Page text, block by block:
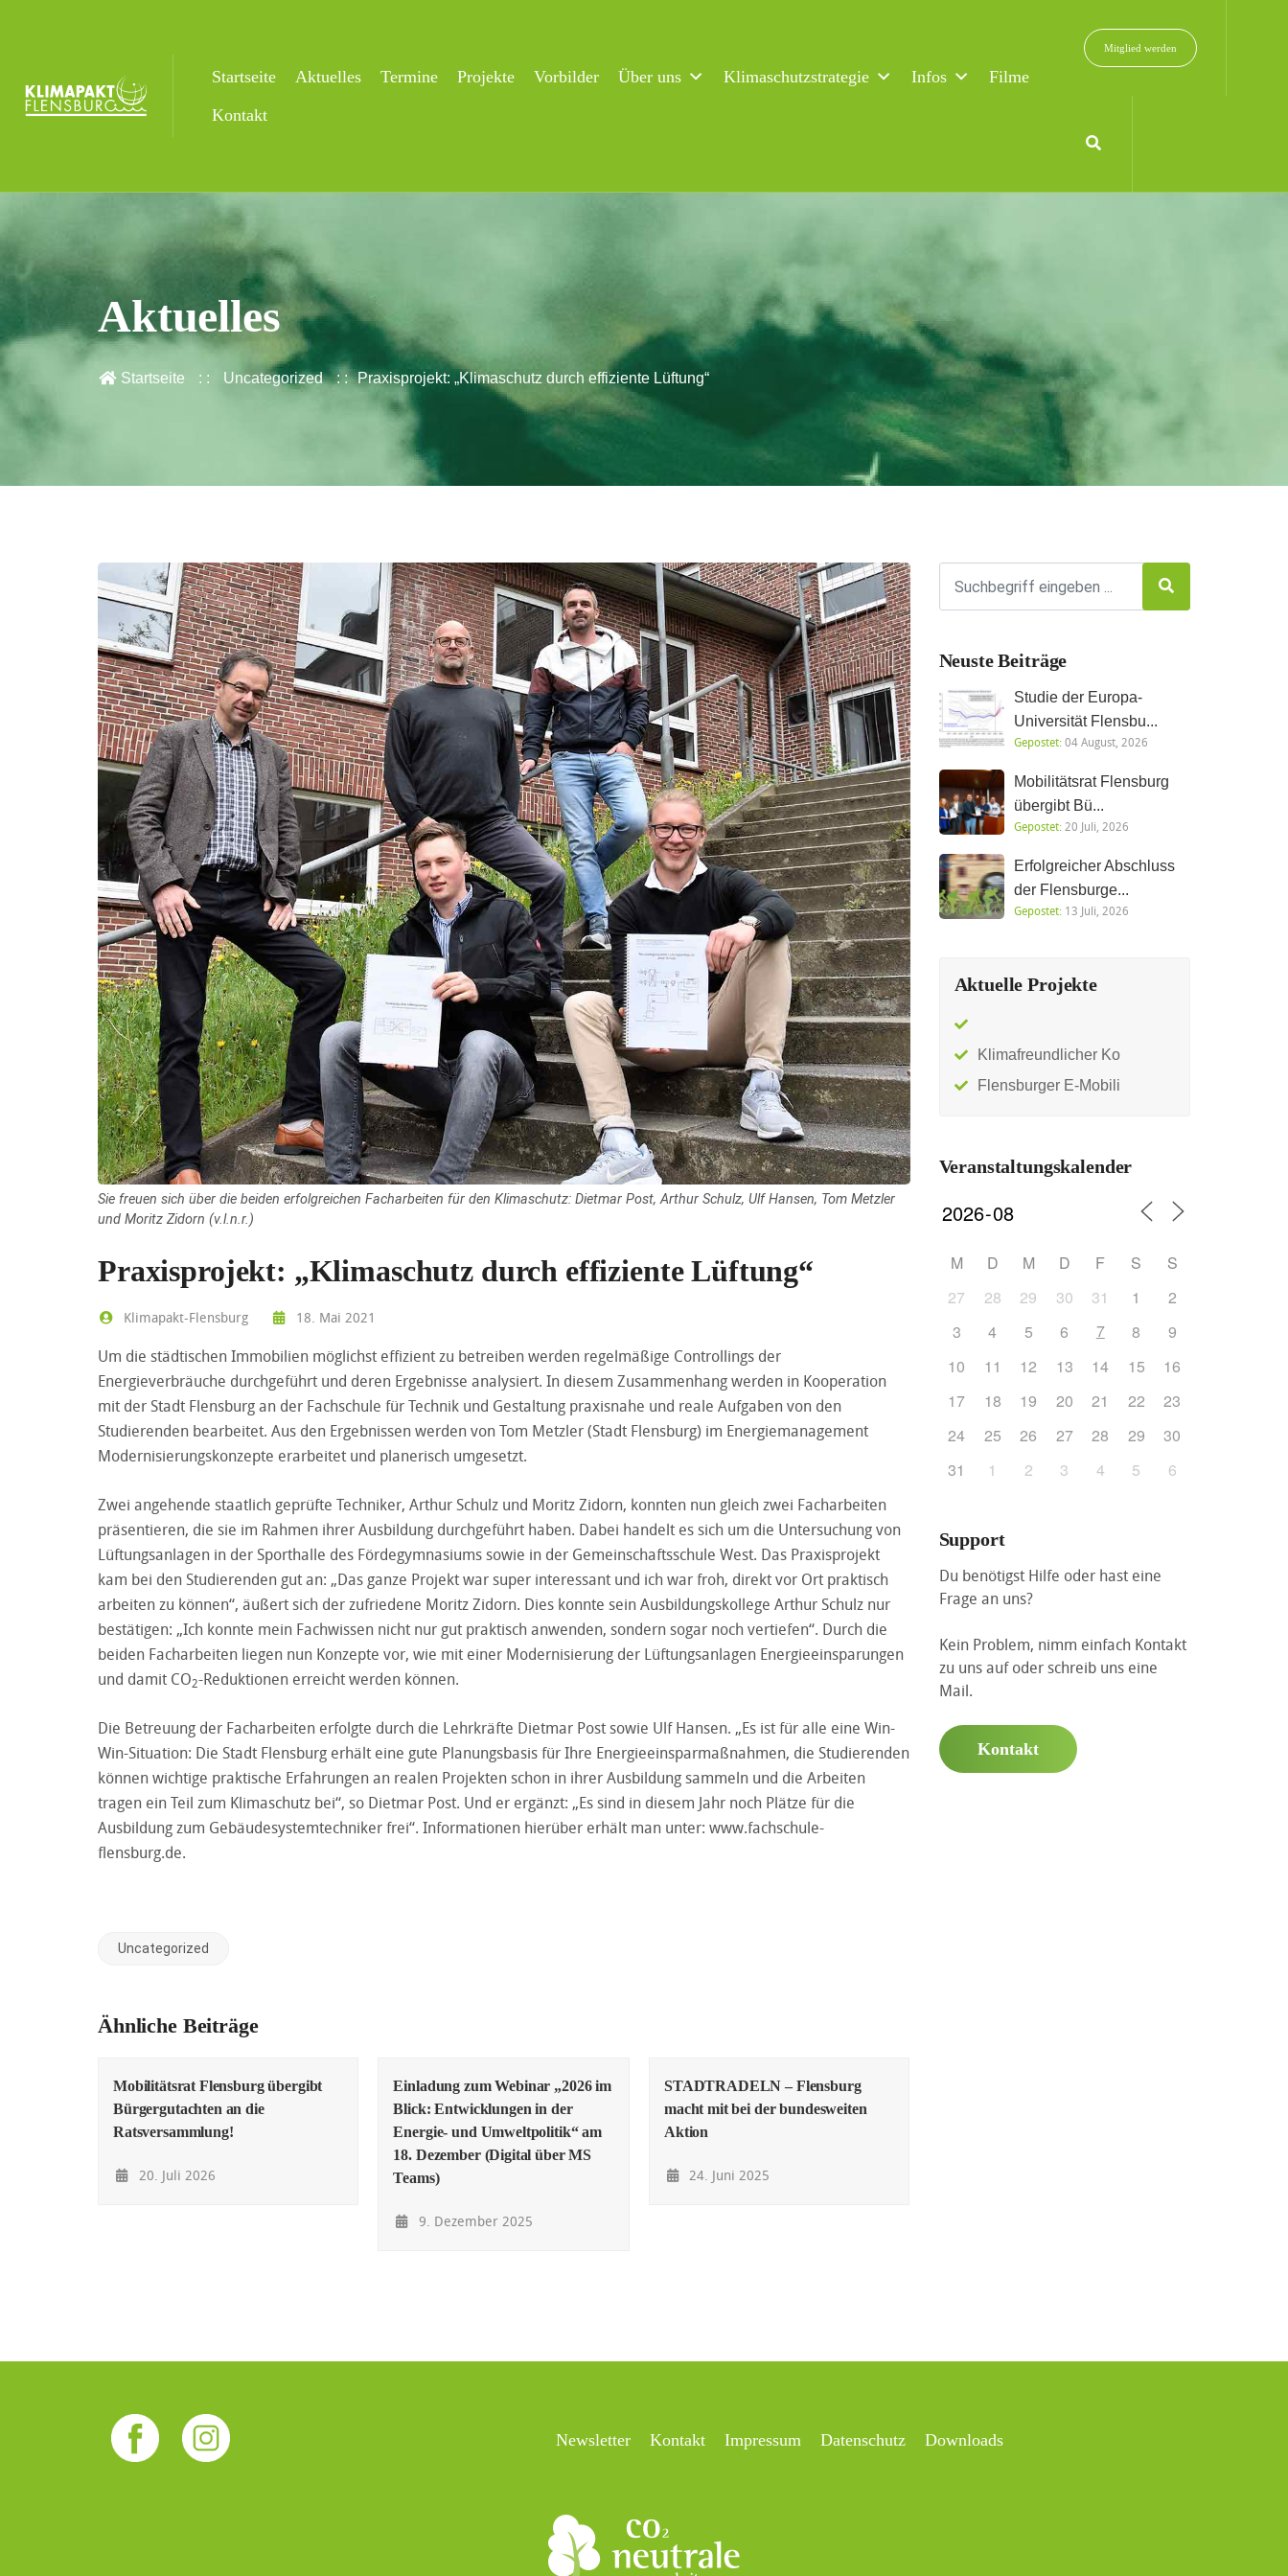
Startseite Aktuelles Termine Projekte Vorbilder Über uns Klimaschutzstrategie Infos
Filme
Kontakt
Mitglied werden
Aktuelles
Startseite Uncategorized Praxisprojekt: „Klimaschutz durch effiziente Lüftung“
Sie freuen sich über die beiden erfolgreichen Facharbeiten für den Klimaschutz: Dietmar Post, Arthur Schulz, Ulf Hansen, Tom Metzler
und Moritz Zidorn (v.l.n.r.)
Praxisprojekt: „Klimaschutz durch effiziente Lüftung“
Klimapakt-Flensburg 18. Mai 2021
Um die städtischen Immobilien möglichst effizient zu betreiben werden regelmäßige Controllings der
Energieverbräuche durchgeführt und deren Ergebnisse analysiert. In diesem Zusammenhang werden in Kooperation
mit der Stadt Flensburg an der Fachschule für Technik und Gestaltung praxisnahe und reale Aufgaben von den
Studierenden bearbeitet. Aus den Ergebnissen werden von Tom Metzler (Stadt Flensburg) im Energiemanagement
Modernisierungskonzepte erarbeitet und planerisch umgesetzt.
Zwei angehende staatlich geprüfte Techniker, Arthur Schulz und Moritz Zidorn, konnten nun gleich zwei Facharbeiten
präsentieren, die sie im Rahmen ihrer Ausbildung durchgeführt haben. Dabei handelt es sich um die Untersuchung von
Lüftungsanlagen in der Sporthalle des Fördegymnasiums sowie in der Gemeinschaftsschule West. Das Praxisprojekt
kam bei den Studierenden gut an: „Das ganze Projekt war super interessant und ich war froh, direkt vor Ort praktisch
arbeiten zu können“, äußert sich der zufriedene Moritz Zidorn. Dies konnte sein Ausbildungskollege Arthur Schulz nur
bestätigen: „Ich konnte mein Fachwissen nicht nur gut praktisch anwenden, sondern sogar noch vertiefen“. Durch die
beiden Facharbeiten liegen nun Konzepte vor, wie mit einer Modernisierung der Lüftungsanlagen Energieeinsparungen
und damit CO2-Reduktionen erreicht werden können.
Die Betreuung der Facharbeiten erfolgte durch die Lehrkräfte Dietmar Post sowie Ulf Hansen. „Es ist für alle eine Win-
Win-Situation: Die Stadt Flensburg erhält eine gute Planungsbasis für Ihre Energieeinsparmaßnahmen, die Studierenden
können wichtige praktische Erfahrungen an realen Projekten schon in ihrer Ausbildung sammeln und die Arbeiten
tragen ein Teil zum Klimaschutz bei“, so Dietmar Post. Und er ergänzt: „Es sind in diesem Jahr noch Plätze für die
Ausbildung zum Gebäudesystemtechniker frei“. Informationen hierüber erhält man unter: www.fachschule-
flensburg.de.
Uncategorized
Ähnliche Beiträge
Mobilitätsrat Flensburg übergibt
Bürgergutachten an die
Ratsversammlung!
20. Juli 2026
Einladung zum Webinar „2026 im
Blick: Entwicklungen in der
Energie- und Umweltpolitik“ am
18. Dezember (Digital über MS
Teams)
9. Dezember 2025
STADTRADELN – Flensburg
macht mit bei der bundesweiten
Aktion
24. Juni 2025
Neuste Beiträge
Studie der Europa-
Universität Flensbu...
Gepostet:04 August, 2026
Mobilitätsrat Flensburg
übergibt Bü...
Gepostet:20 Juli, 2026
Erfolgreicher Abschluss
der Flensburge...
Gepostet:13 Juli, 2026
Aktuelle Projekte
Klimafreundlicher Ko
Flensburger E-Mobili
Veranstaltungskalender
M D M D F S
S
27
28 29 30 31 1
2
3
4 5 6 7 8
9
10
11 12 13 14 15
16
17
18 19 20 21 22
23
24
25 26 27 28 29
30
31
1 2 3 4 5 6
Support
Du benötigst Hilfe oder hast eine
Frage an uns?
Kein Problem, nimm einfach Kontakt
zu uns auf oder schreib uns eine
Mail.
Kontakt
Newsletter Kontakt Impressum Datenschutz Downloads